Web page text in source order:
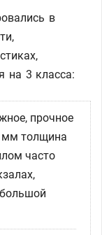
в
на 3 класса:
прочное
мм толщина
часто